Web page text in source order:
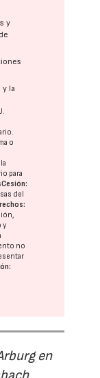
y
y la
o
para
Cesión:
del
y
no
en